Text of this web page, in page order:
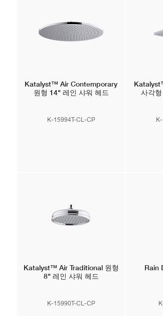
Katalyst™ Air Contemporary
원형 14" 레인 샤워 헤드
K-15994T-CL-CP
사각
Katalyst™ AirTraditional 원형
8" 레인 샤워 헤드
K-15990T-CL-CP
Rain